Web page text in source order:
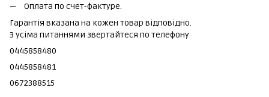
Оплата по счет-фактуре.
Гарантія вказана на кожен товар відповідно.
З усіма питаннями звертайтеся по телефону
0445858480
0445858481
0672388515